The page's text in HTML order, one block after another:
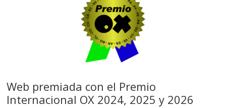
Web premiada con el Premio
Internacional OX 2024, 2025 y 2026